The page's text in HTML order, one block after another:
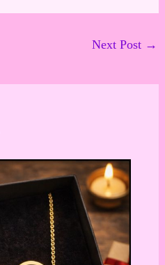
Next Post →